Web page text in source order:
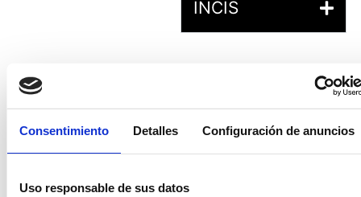
Consentimiento Detalles Configuración de anuncios
Uso responsable de sus datos
INCIS
PRODUCTOS
RELACIONADOS